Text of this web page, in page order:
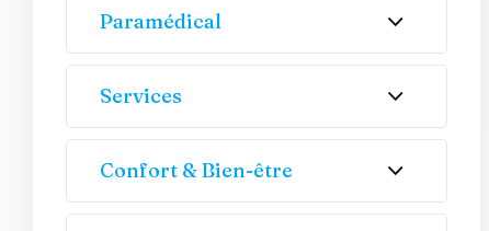
Paramédical
Services
Confort & Bien-être